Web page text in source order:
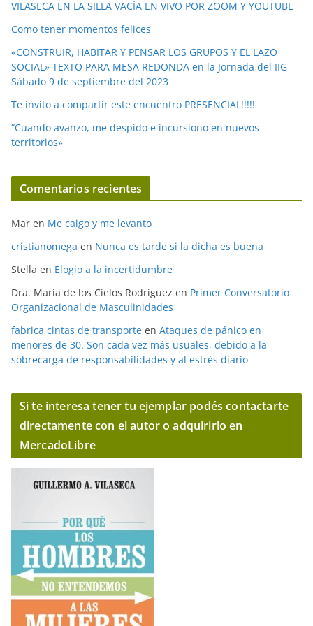
VILASECA EN LA SILLA VACÍA EN VIVO POR ZOOM Y YOUTUBE
Como tener momentos felices
«CONSTRUIR, HABITAR Y PENSAR LOS GRUPOS Y EL LAZO
SOCIAL» TEXTO PARA MESA REDONDA en la Jornada del IIG
Sábado 9 de septiembre del 2023
Te invito a compartir este encuentro PRESENCIAL!!!!!
“Cuando avanzo, me despido e incursiono en nuevos
territorios»
Comentarios recientes
Mar en Me caigo y me levanto
cristianomega en Nunca es tarde si la dicha es buena
Stella en Elogio a la incertidumbre
Dra. Maria de los Cielos Rodriguez en Primer Conversatorio
Organizacional de Masculinidades
fabrica cintas de transporte en Ataques de pánico en
menores de 30. Son cada vez más usuales, debido a la
sobrecarga de responsabilidades y al estrés diario
Si te interesa tener tu ejemplar podés contactarte
directamente con el autor o adquirirlo en
MercadoLibre